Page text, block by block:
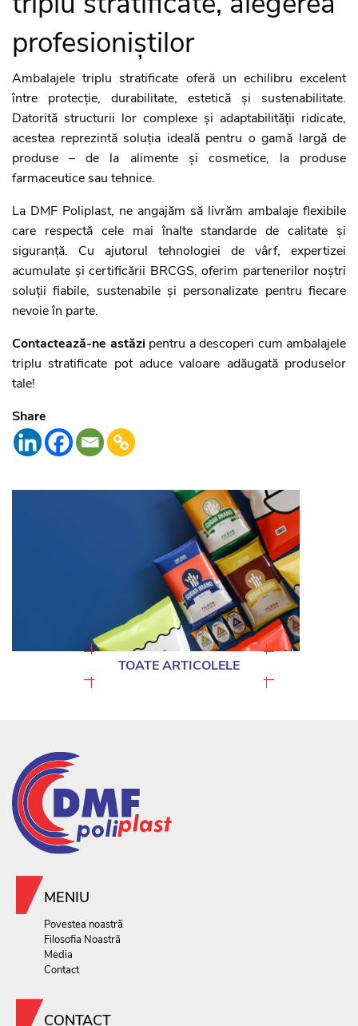
profesioniștilor
Ambalajele triplu stratificate oferă un echilibru excelent
între protecție, durabilitate, estetică și sustenabilitate.
Datorită structurii lor complexe și adaptabilității ridicate,
acestea reprezintă soluția ideală pentru o gamă largă de
produse – de la alimente și cosmetice, la produse
farmaceutice sau tehnice.
La DMF Poliplast, ne angajăm să livrăm ambalaje flexibile
care respectă cele mai înalte standarde de calitate și
siguranță. Cu ajutorul tehnologiei de vârf, expertizei
acumulate și certificării BRCGS, oferim partenerilor noștri
soluții fiabile, sustenabile și personalizate pentru fiecare
nevoie în parte.
Contactează-ne astăzipentru a descoperi cum ambalajele
triplu stratificate pot aduce valoare adăugată produselor
tale!
Share
TOATE ARTICOLELE
MENIU
Povestea noastră
Filosofia Noastrã
Media
Contact
CONTACT